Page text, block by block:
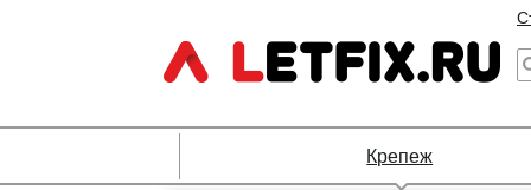
Крепеж